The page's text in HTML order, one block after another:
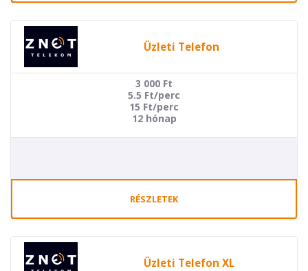
Üzleti Telefon
3 000 Ft
5.5 Ft/perc
15 Ft/perc
12 hónap
RÉSZLETEK
Üzleti Telefon XL